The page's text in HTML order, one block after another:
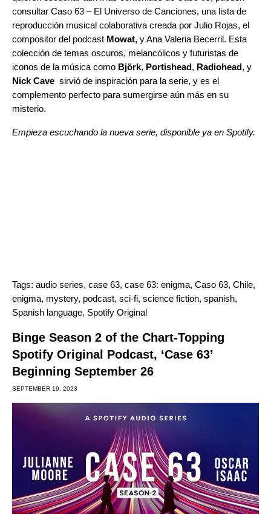
consultar Caso 63 – El Universo de Canciones, una lista de
reproducción musical colaborativa creada por Julio Rojas, el
compositor del podcast Mowat, y Ana Valeria Becerril. Esta
colección de temas oscuros, melancólicos y futuristas de
iconos de la música como Björk, Portishead, Radiohead, y
Nick Cave sirvió de inspiración para la serie, y es el
complemento perfecto para sumergirse aún más en su
misterio.
Empieza escuchando la nueva serie, disponible ya en Spotify.
Tags: audio series, case 63, case 63: enigma, Caso 63, Chile,
enigma, mystery, podcast, sci-fi, science fiction, spanish,
Spanish language, Spotify Original
Binge Season 2 of the Chart-Topping
Spotify Original Podcast, ‘Case 63’
Beginning September 26
SEPTEMBER 19, 2023